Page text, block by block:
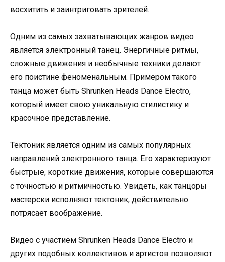
восхитить и заинтриговать зрителей.
Одним из самых захватывающих жанров видео
является электронный танец. Энергичные ритмы,
сложные движения и необычные техники делают
его поистине феноменальным. Примером такого
танца может быть Shrunken Heads Dance Electro,
который имеет свою уникальную стилистику и
красочное представление.
Тектоник является одним из самых популярных
направлений электронного танца. Его характеризуют
быстрые, короткие движения, которые совершаются
с точностью и ритмичностью. Увидеть, как танцоры
мастерски исполняют тектоник, действительно
потрясает воображение.
Видео с участием Shrunken Heads Dance Electro и
других подобных коллективов и артистов позволяют